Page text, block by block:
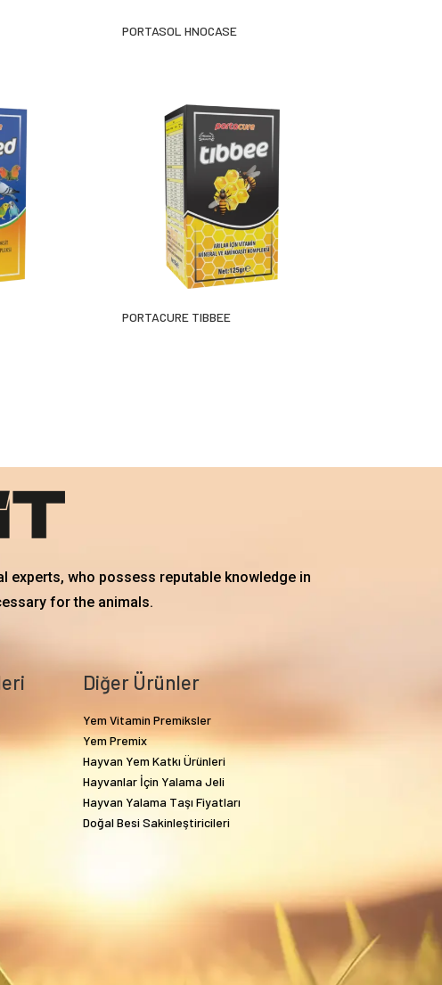
PORTASOL HNOCASE
PORTACURE TIBBEE
experts, who possess reputable knowledge in
for the animals.
Diğer Ürünler
Yem Vitamin Premiksler
Yem Premix
Hayvan Yem Katkı Ürünleri
Hayvanlar İçin Yalama Jeli
Hayvan Yalama Taşı Fiyatları
Doğal Besi Sakinleştiricileri